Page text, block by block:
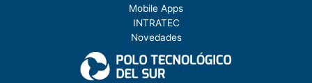
Mobile Apps
INTRATEC
Novedades